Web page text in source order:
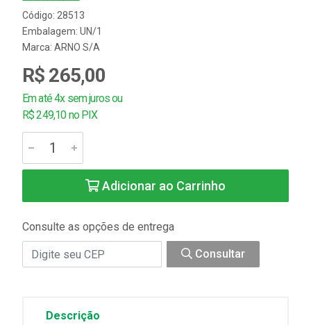
Código: 28513
Embalagem: UN/1
Marca: ARNO S/A
R$ 265,00
Em até 4x sem juros ou
R$ 249,10 no PIX
Adicionar ao Carrinho
Consulte as opções de entrega
Consultar
Descrição